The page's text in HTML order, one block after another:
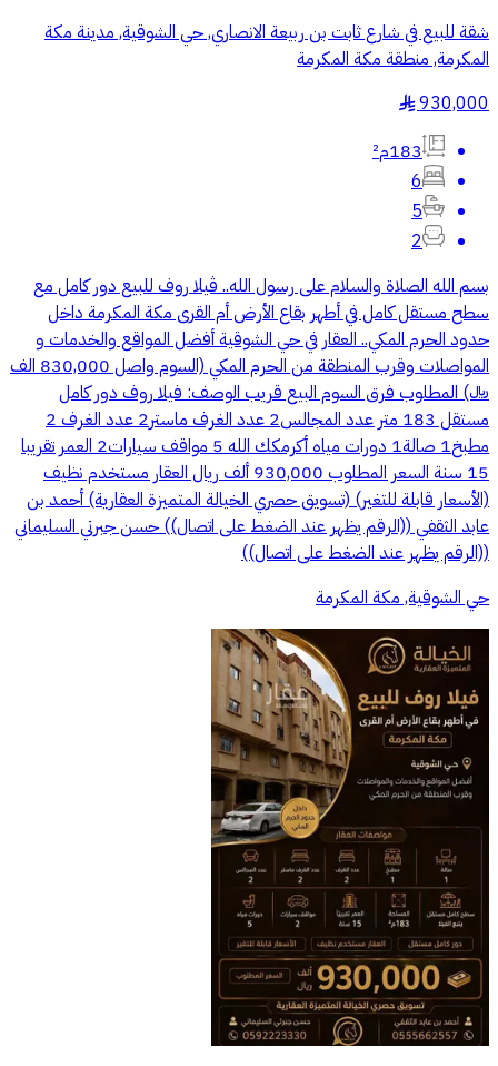
شقة للبيع في شارع ثابت بن ربيعة الانصاري, حي الشوقية, مدينة مكة
المكرمة, منطقة مكة المكرمة
930,000
§
183م²
6
5
2
‏بسم الله الصلاة والسلام على رسول الله.. ڤيلا روف للبيع دور كامل مع
سطح مستقل كامل في أطهر بقاع الأرض أم القرى مكة المكرمة داخل
حدود الحرم المكي.. العقار في حي الشوقية أفضل المواقع والخدمات و
المواصلات وقرب المنطقة من الحرم المكي (السوم واصل 830,000 الف
﷼) المطلوب فرق السوم البيع قريب الوصف: فيلا روف دور كامل
مستقل 183 متر عدد المجالس2 عدد الغرف ماستر2 عدد الغرف 2
مطبخ1 صالة1 دورات مياه أكرمكك الله 5 مواقف سيارات2 العمر تقريبا
15 سنة السعر المطلوب 930,000 ألف ريال العقار مستخدم نظيف
(الأسعار قابلة للتغير) (تسويق حصري الخيالة المتميزة العقارية) أحمد بن
عابد الثقفي ‏‎((الرقم يظهر عند الضغط على اتصال)) حسن جبرتي السليماني
حي الشوقية, مكة المكرمة